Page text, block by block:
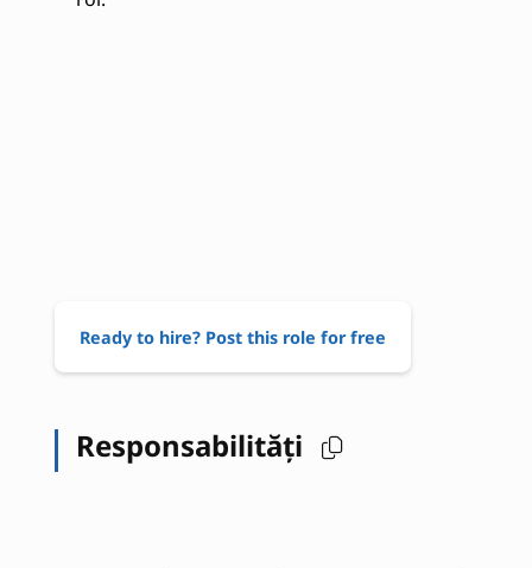
Ready to hire? Post this role for free
Responsabilități